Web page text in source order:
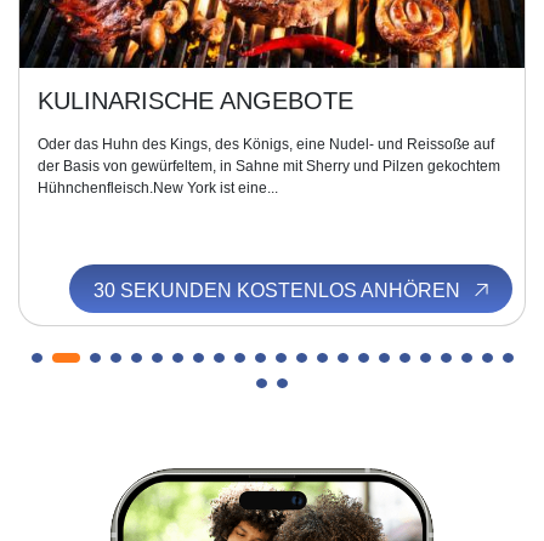
KULINARISCHE ANGEBOTE
Oder das Huhn des Kings, des Königs, eine Nudel- und Reissoße auf
der Basis von gewürfeltem, in Sahne mit Sherry und Pilzen gekochtem
Hühnchenfleisch.New York ist eine...
30 SEKUNDEN KOSTENLOS ANHÖREN